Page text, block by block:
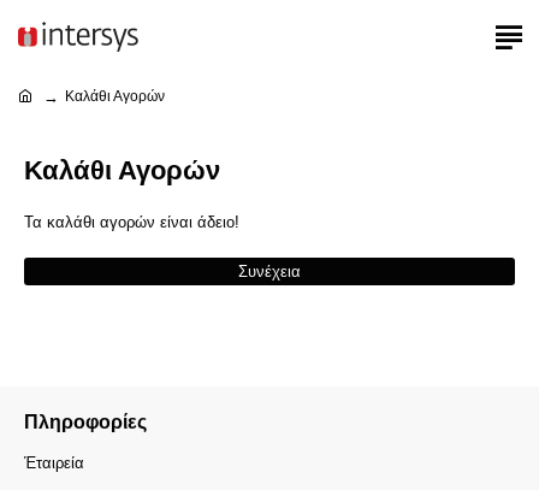
Καλάθι Αγορών
Καλάθι Αγορών
Τα καλάθι αγορών είναι άδειο!
Συνέχεια
Πληροφορίες
Έταιρεία